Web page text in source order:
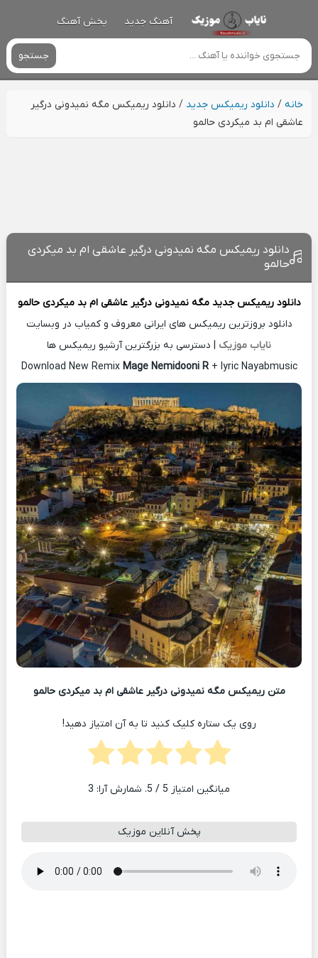
آهنگ جدید پخش آهنگ
جستجو
خانه/ دانلود ریمیکس جدید / دانلود ریمیکس مگه نمیدونی درگیر
عاشقی ام بد میکردی حالمو
دانلود ریمیکس مگه نمیدونی درگیر عاشقی ام بد میکردی
حالمو
دانلود ریمیکس جدید مگه نمیدونی درگیر عاشقی ام بد میکردی حالمو
دانلود بروزترین ریمیکس های ایرانی معروف و کمیاب در وبسایت
نایاب موزیک | دسترسی به بزرگترین آرشیو ریمیکس ها
Download New Remix Mage Nemidooni R+ lyric Nayabmusic
متن ریمیکس مگه نمیدونی درگیر عاشقی ام بد میکردی حالمو
روی یک ستاره کلیک کنید تا به آن امتیاز دهید!
میانگین امتیاز 5 / 5. شمارش آرا: 3
پخش آنلاین موزیک